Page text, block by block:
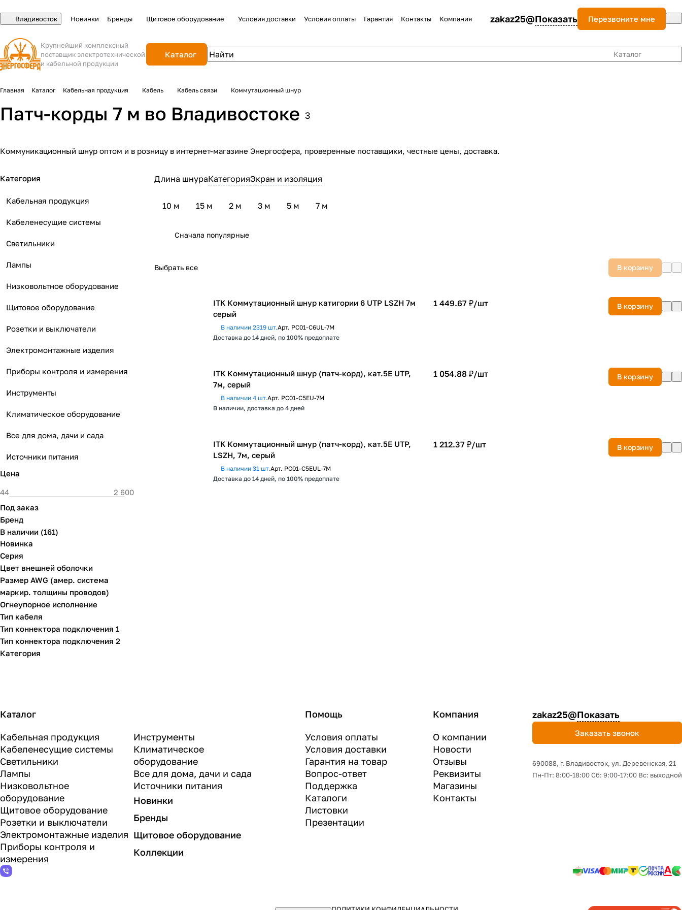
Владивосток Новинки Бренды Щитовое оборудование Условия доставки Условия оплаты Гарантия Контакты Компания zakaz25@Показать Перезвоните мне
Крупнейший комплексный
поставщик электротехнической
и кабельной продукции
Каталог Каталог
Главная Каталог Кабельная продукция Кабель Кабель связи Коммутационный шнур
Патч-корды 7 м во Владивостоке 3
Коммуникационный шнур оптом и в розницу в интернет-магазине Энергосфера, проверенные поставщики, честные цены, доставка.
Длина шнураКатегорияЭкран и изоляция
10 м 15 м 2 м 3 м 5 м 7 м
Сначала популярные
Выбрать все В корзину
ITK Коммутационный шнур катигории 6 UTP LSZH 7м
серый
В наличии 2319 шт.Арт. PC01-C6UL-7M
Доставка до 14 дней, по 100% предоплате
1 449.67 ₽/шт В корзину
ITK Коммутационный шнур (патч-корд), кат.5E UTP,
7м, серый
В наличии 4 шт.Арт. PC01-C5EU-7M
В наличии, доставка до 4 дней
1 054.88 ₽/шт В корзину
ITK Коммутационный шнур (патч-корд), кат.5Е UTP,
LSZH, 7м, серый
В наличии 31 шт.Арт. PC01-C5EUL-7M
Доставка до 14 дней, по 100% предоплате
1 212.37 ₽/шт В корзину
Категория
Кабельная продукция
Кабеленесущие системы
Светильники
Лампы
Низковольтное оборудование
Щитовое оборудование
Розетки и выключатели
Электромонтажные изделия
Приборы контроля и измерения
Инструменты
Климатическое оборудование
Все для дома, дачи и сада
Источники питания
Цена
Под заказ
Бренд
В наличии (161)
Новинка
Серия
Цвет внешней оболочки
Размер AWG (амер. система
маркир. толщины проводов)
Огнеупорное исполнение
Тип кабеля
Тип коннектора подключения 1
Тип коннектора подключения 2
Категория
Каталог
Кабельная продукция
Кабеленесущие системы
Светильники
Лампы
Низковольтное
оборудование
Щитовое оборудование
Розетки и выключатели
Электромонтажные изделия
Приборы контроля и
измерения
Инструменты
Климатическое
оборудование
Все для дома, дачи и сада
Источники питания
Новинки
Бренды
Щитовое оборудование
Коллекции
Помощь
Условия оплаты
Условия доставки
Гарантия на товар
Вопрос-ответ
Поддержка
Каталоги
Листовки
Презентации
Компания
О компании
Новости
Отзывы
Реквизиты
Магазины
Контакты
zakaz25@Показать
Заказать звонок
690088, г. Владивосток, yл. Деревенская, 21
Пн-Пт: 8:00-18:00 Сб: 9:00-17:00 Вс: выходной